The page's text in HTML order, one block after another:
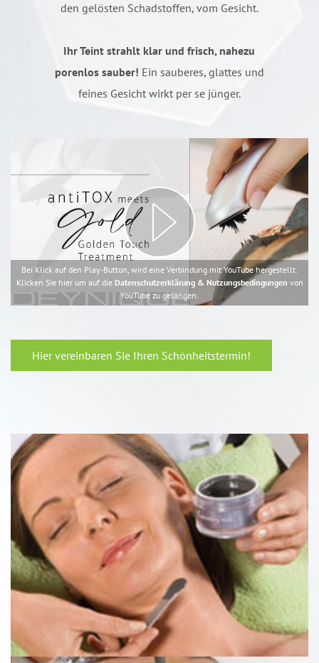
den gelösten Schadstoffen, vom Gesicht.
Ihr Teint strahlt klar und frisch, nahezu
porenlos sauber! Ein sauberes, glattes und
feines Gesicht wirkt per se jünger.
Bei Klick auf den Play-Button, wird eine Verbindung mit YouTube hergestellt.
Klicken Sie hier um auf die Datenschutzerklärung & Nutzungsbedingungen von
YouTube zu gelangen.
Hier vereinbaren Sie Ihren Schönheitstermin!